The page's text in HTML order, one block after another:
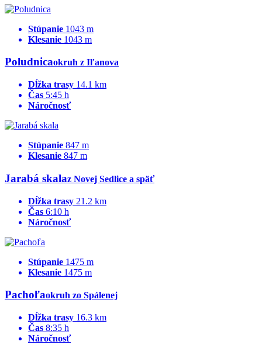
Stúpanie 1043 m
Klesanie 1043 m
Poludnicaokruh z Iľanova
Dĺžka trasy 14.1 km
Čas 5:45 h
Náročnosť
Stúpanie 847 m
Klesanie 847 m
Jarabá skalaz Novej Sedlice a späť
Dĺžka trasy 21.2 km
Čas 6:10 h
Náročnosť
Stúpanie 1475 m
Klesanie 1475 m
Pachoľaokruh zo Spálenej
Dĺžka trasy 16.3 km
Čas 8:35 h
Náročnosť